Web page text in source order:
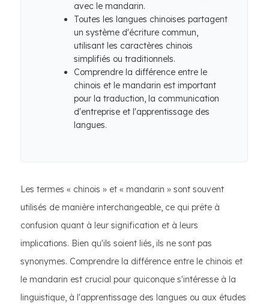
avec le mandarin.
Toutes les langues chinoises partagent
un système d'écriture commun,
utilisant les caractères chinois
simplifiés ou traditionnels.
Comprendre la différence entre le
chinois et le mandarin est important
pour la traduction, la communication
d'entreprise et l'apprentissage des
langues.
Les termes « chinois » et « mandarin » sont souvent
utilisés de manière interchangeable, ce qui prête à
confusion quant à leur signification et à leurs
implications. Bien qu'ils soient liés, ils ne sont pas
synonymes. Comprendre la différence entre le chinois et
le mandarin est crucial pour quiconque s'intéresse à la
linguistique, à l'apprentissage des langues ou aux études